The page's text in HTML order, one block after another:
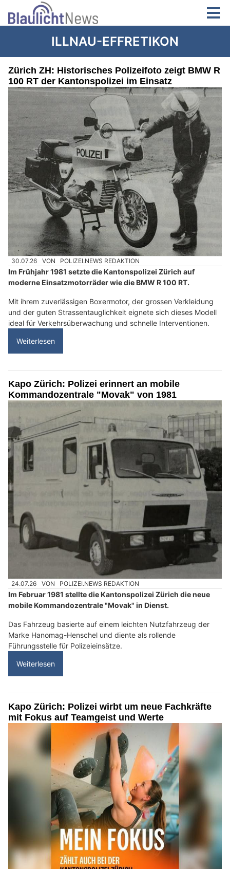
ILLNAU-EFFRETIKON
Zürich ZH: Historisches Polizeifoto zeigt BMW R
100 RT der Kantonspolizei im Einsatz
30.07.26 VON POLIZEI.NEWS REDAKTION
Im Frühjahr 1981 setzte die Kantonspolizei Zürich auf
moderne Einsatzmotorräder wie die BMW R 100 RT.
Mit ihrem zuverlässigen Boxermotor, der grossen Verkleidung
und der guten Strassentauglichkeit eignete sich dieses Modell
ideal für Verkehrsüberwachung und schnelle Interventionen.
Weiterlesen
Kapo Zürich: Polizei erinnert an mobile
Kommandozentrale "Movak" von 1981
24.07.26 VON POLIZEI.NEWS REDAKTION
Im Februar 1981 stellte die Kantonspolizei Zürich die neue
mobile Kommandozentrale "Movak" in Dienst.
Das Fahrzeug basierte auf einem leichten Nutzfahrzeug der
Marke Hanomag-Henschel und diente als rollende
Führungsstelle für Polizeieinsätze.
Weiterlesen
Kapo Zürich: Polizei wirbt um neue Fachkräfte
mit Fokus auf Teamgeist und Werte